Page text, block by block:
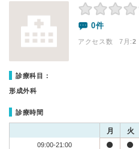
0件
アクセス数 7月:2
診療科目：
形成外科
診療時間
月 火
09:00-21:00